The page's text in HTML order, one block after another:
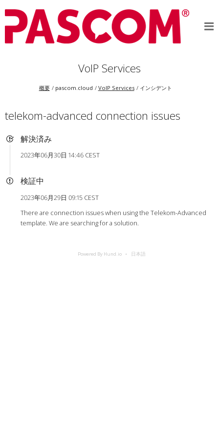
VoIP Services
概要 pascom.cloud VoIP Services インシデント
telekom-advanced connection issues
解決済み
2023年06月30日 14:46 CEST
検証中
2023年06月29日 09:15 CEST
There are connection issues when using the Telekom-Advanced
template. We are searching for a solution.
Powered By Hund.io 日本語